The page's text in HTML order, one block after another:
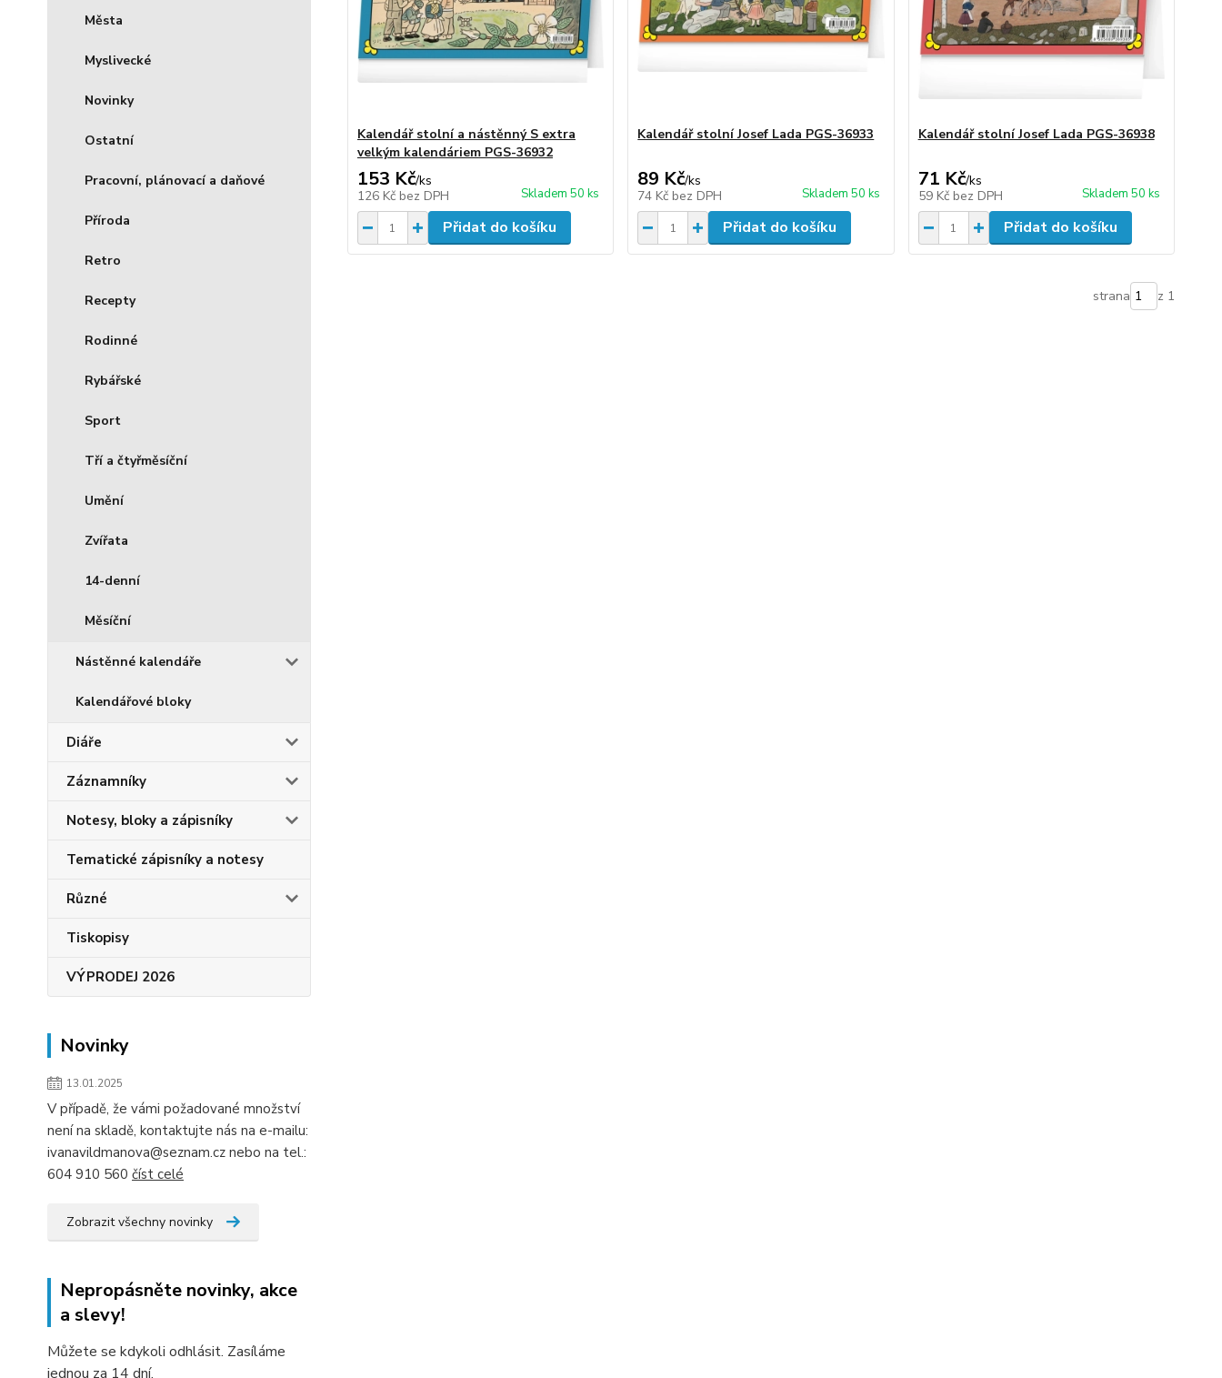
Města
Myslivecké
Novinky
Ostatní
Pracovní, plánovací a daňové
Příroda
Retro
Recepty
Rodinné
Rybářské
Sport
Tří a čtyřměsíční
Umění
Zvířata
14-denní
Měsíční
Nástěnné kalendáře
Kalendářové bloky
Diáře
Záznamníky
Notesy, bloky a zápisníky
Tematické zápisníky a notesy
Různé
Tiskopisy
VÝPRODEJ 2026
Novinky
13.01.2025
V případě, že vámi požadované množství
není na skladě, kontaktujte nás na e-mailu:
ivanavildmanova@seznam.cz nebo na tel.:
604 910 560 číst celé
Zobrazit všechny novinky
Nepropásněte novinky, akce
a slevy!
Můžete se kdykoli odhlásit. Zasíláme
jednou za 14 dní.
Kalendář stolní a nástěnný S extra
velkým kalendáriem PGS-36932
153 Kč/ks
126 Kč bez DPH Skladem 50 ks
Přidat do košíku
Kalendář stolní Josef Lada PGS-36933
89 Kč/ks
74 Kč bez DPH Skladem 50 ks
Přidat do košíku
Kalendář stolní Josef Lada PGS-36938
71 Kč/ks
59 Kč bez DPH Skladem 50 ks
Přidat do košíku
strana z 1